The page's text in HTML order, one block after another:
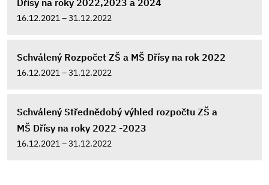
Dřísy na roky 2022,2023 a 2024
16.12.2021 – 31.12.2022
Schválený Rozpočet ZŠ a MŠ Dřísy na rok 2022
16.12.2021 – 31.12.2022
Schválený Střednědobý výhled rozpočtu ZŠ a
MŠ Dřísy na roky 2022 -2023
16.12.2021 – 31.12.2022